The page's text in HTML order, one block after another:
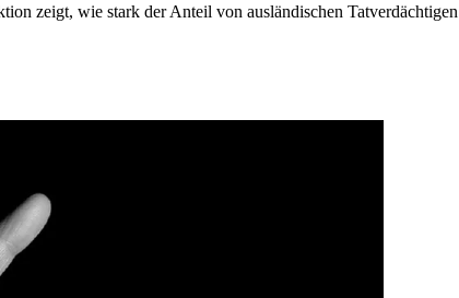
zeigt, wie stark der Anteil von ausländischen